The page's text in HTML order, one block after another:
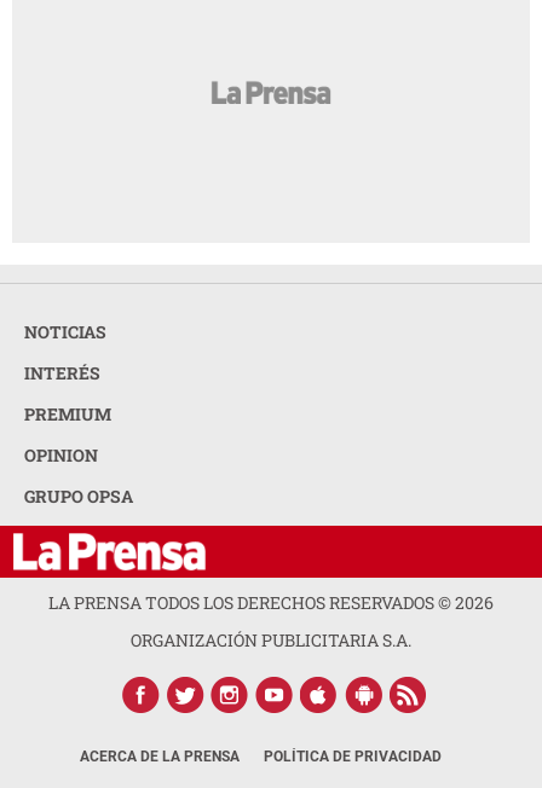
NOTICIAS
INTERÉS
PREMIUM
OPINION
GRUPO OPSA
LA PRENSA TODOS LOS DERECHOS RESERVADOS ©2026
ORGANIZACIÓN PUBLICITARIA S.A.
ACERCA DE LA PRENSA POLÍTICA DE PRIVACIDAD